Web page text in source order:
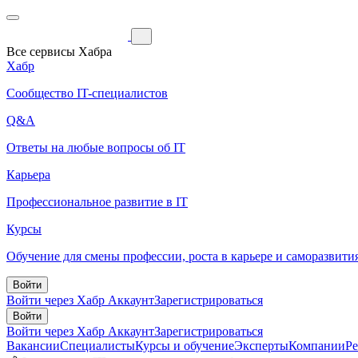
Все сервисы Хабра
Хабр
Сообщество IT-специалистов
Q&A
Ответы на любые вопросы об IT
Карьера
Профессиональное развитие в IT
Курсы
Обучение для смены профессии, роста в карьере и
Войти
Войти через Хабр АккаунтЗарегистрироваться
Войти
Войти через Хабр АккаунтЗарегистрироваться
ВакансииСпециалистыКурсы и обучениеЭкспертыКомпании